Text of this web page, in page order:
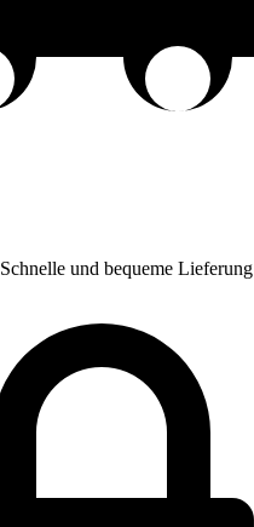
Schnelle und bequeme Lieferung